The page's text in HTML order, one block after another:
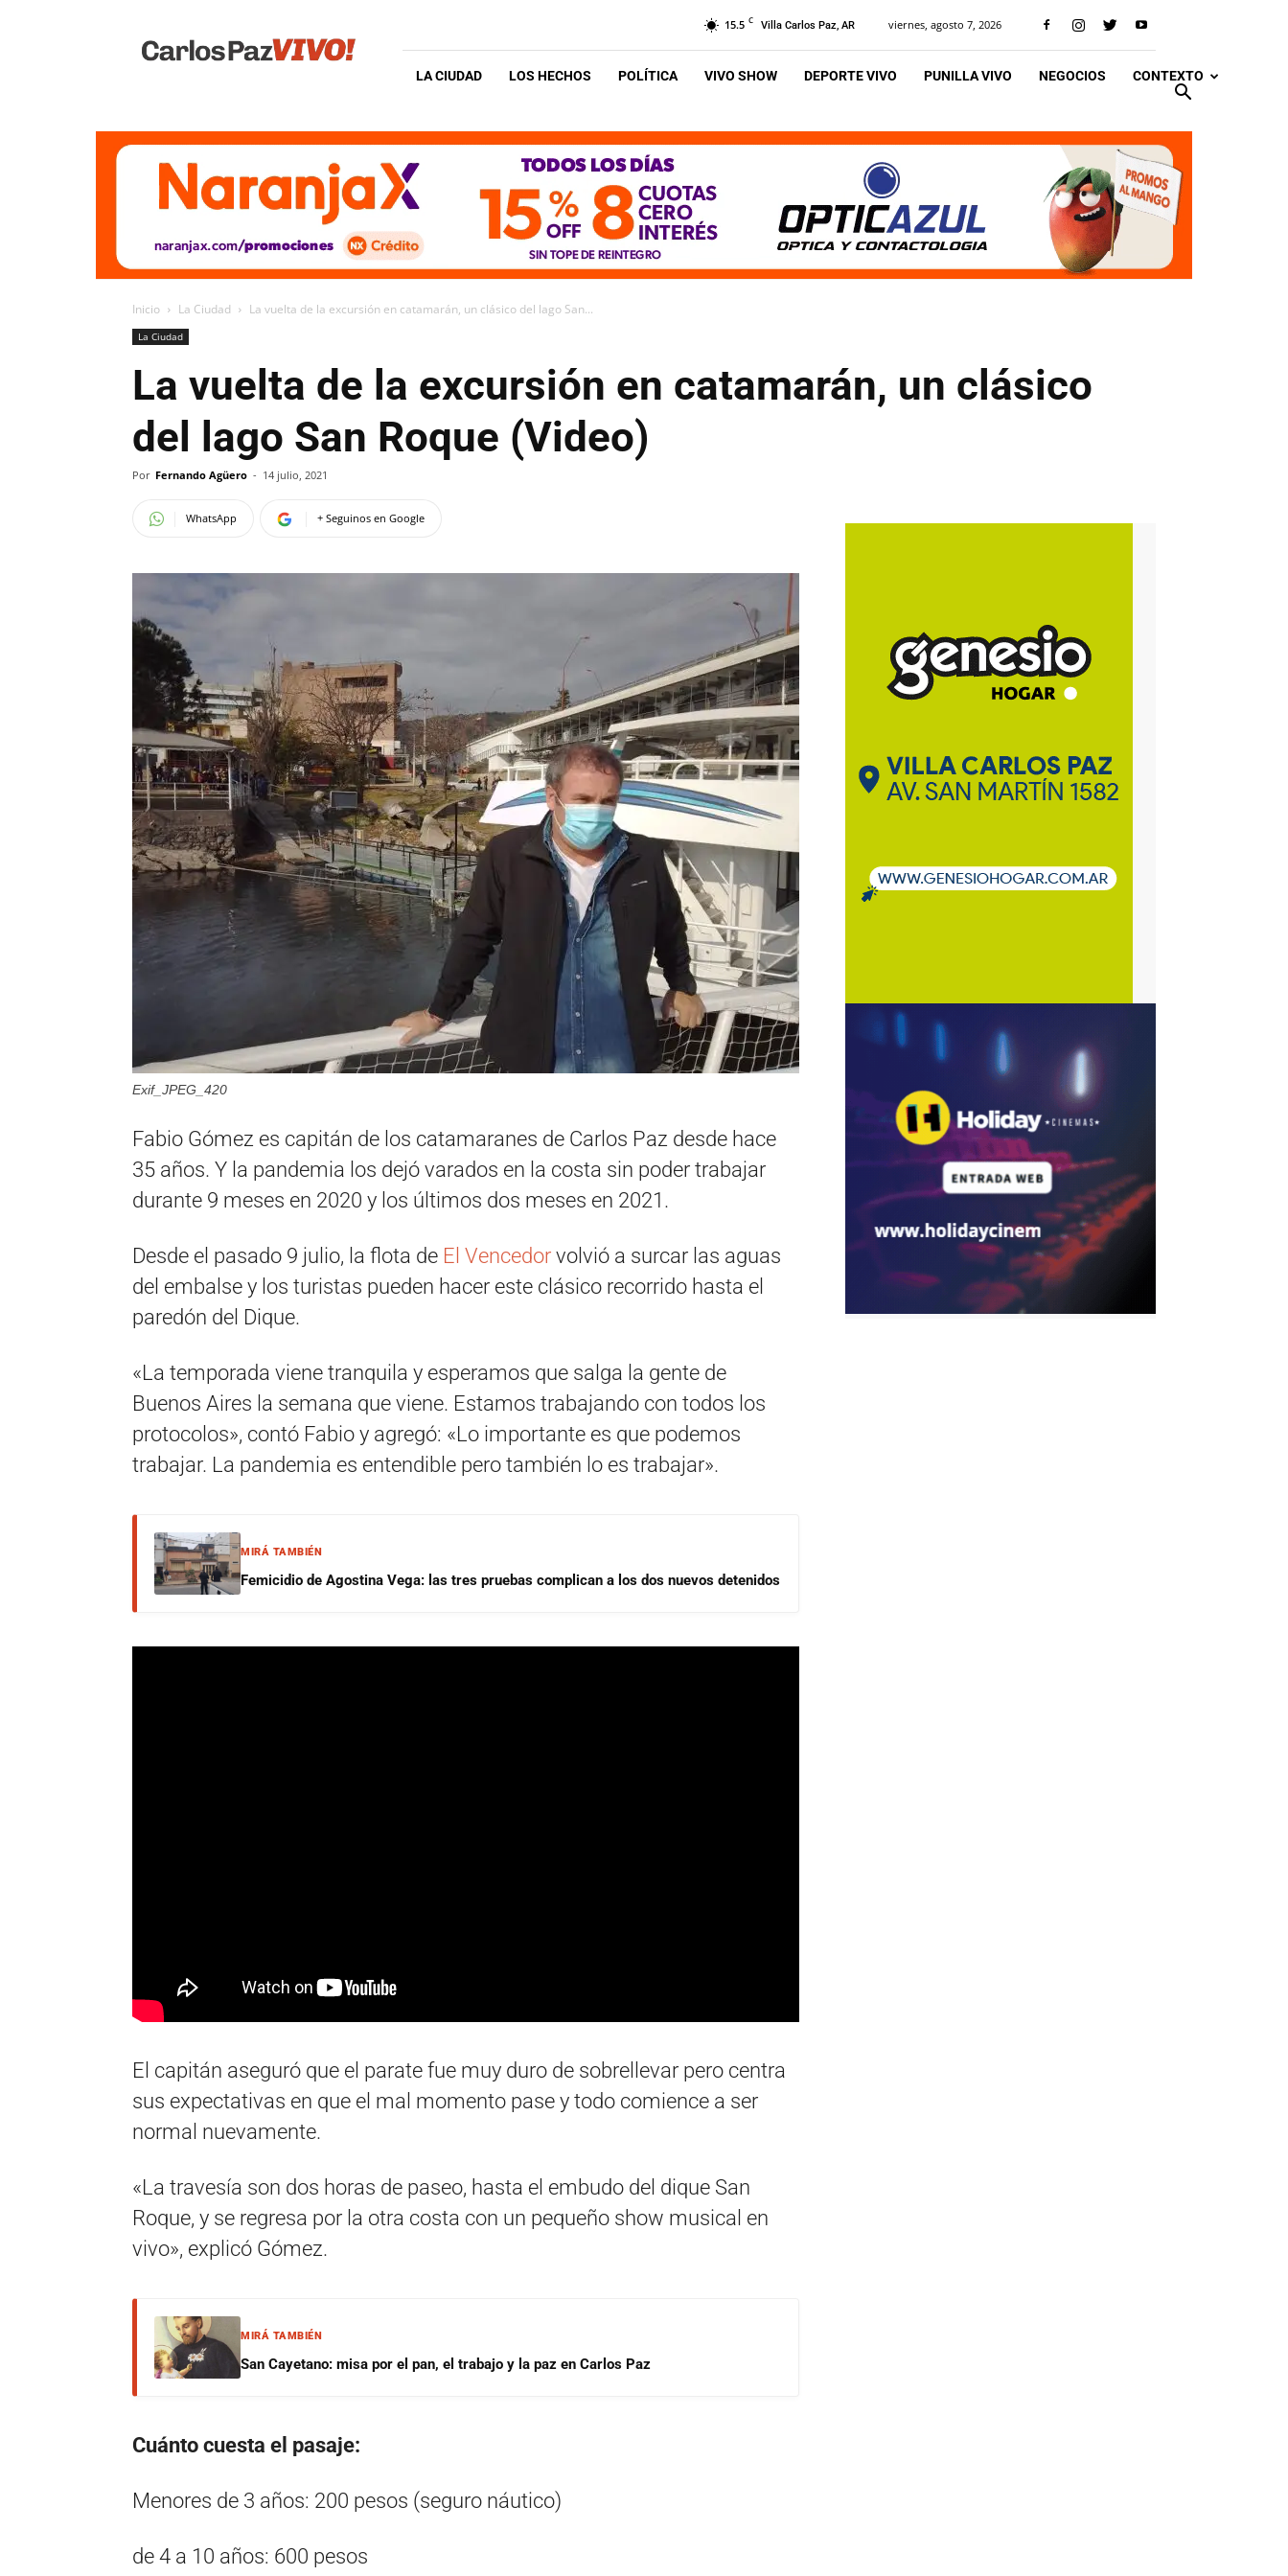
Vivo
15.5 C Villa Carlos Paz, AR viernes, agosto 7, 2026
LA CIUDAD LOS HECHOS POLÍTICA VIVO SHOW DEPORTE VIVO PUNILLA VIVO NEGOCIOS CONTEXTO
Inicio La Ciudad La vuelta de la excursión en catamarán, un clásico del lago San...
La Ciudad
La vuelta de la excursión en catamarán, un clásico
del lago San Roque (Video)
Por Fernando Agüero - 14 julio, 2021
WhatsApp + Seguinos en Google
Exif_JPEG_420
Fabio Gómez es capitán de los catamaranes de Carlos Paz desde hace
35 años. Y la pandemia los dejó varados en la costa sin poder trabajar
durante 9 meses en 2020 y los últimos dos meses en 2021.
Desde el pasado 9 julio, la flota de El Vencedor volvió a surcar las aguas
del embalse y los turistas pueden hacer este clásico recorrido hasta el
paredón del Dique.
«La temporada viene tranquila y esperamos que salga la gente de
Buenos Aires la semana que viene. Estamos trabajando con todos los
protocolos», contó Fabio y agregó: «Lo importante es que podemos
trabajar. La pandemia es entendible pero también lo es trabajar».
MIRÁ TAMBIÉN
Femicidio de Agostina Vega: las tres pruebas complican a los dos nuevos detenidos
El capitán aseguró que el parate fue muy duro de sobrellevar pero centra
sus expectativas en que el mal momento pase y todo comience a ser
normal nuevamente.
«La travesía son dos horas de paseo, hasta el embudo del dique San
Roque, y se regresa por la otra costa con un pequeño show musical en
vivo», explicó Gómez.
MIRÁ TAMBIÉN
San Cayetano: misa por el pan, el trabajo y la paz en Carlos Paz
Cuánto cuesta el pasaje:
Menores de 3 años: 200 pesos (seguro náutico)
de 4 a 10 años: 600 pesos